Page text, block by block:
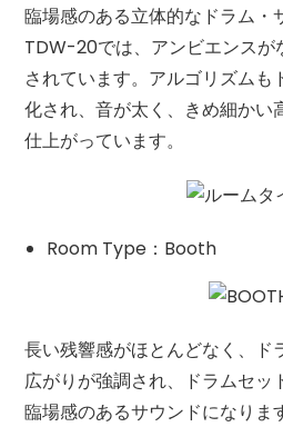
臨場感のある立体的なドラム・
TDW-20では、アンビエンス
されています。アルゴリズムも
化され、音が太く、きめ細かい
仕上がっています。
Room Type：Booth
長い残響感がほとんどなく、ド
広がりが強調され、ドラムセッ
臨場感のあるサウンドになりま